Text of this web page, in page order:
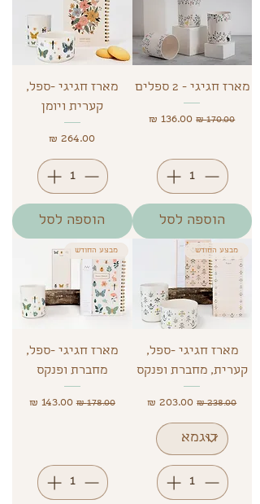
מארז חגיגי - 2 ספלים
מחיר רגיל‏170.00 ‏₪ מחיר מבצע
הוספה לסל
מארז חגיגי -ספל,
קערית ויומן
מחיר
הוספה לסל
מבצע החודש
מארז חגיגי -ספל,
קערית, מחברת ופנקס
מחיר רגיל‏238.00 ‏₪ מחיר מבצע
מבצע החודש
מארז חגיגי -ספל,
מחברת ופנקס
מחיר רגיל‏178.00 ‏₪ מחיר מבצע‏143.00 ‏₪